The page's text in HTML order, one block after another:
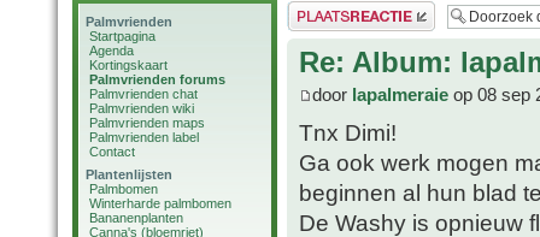
Palmvrienden
Startpagina
Agenda
Kortingskaart
Palmvrienden forums
Palmvrienden chat
Palmvrienden wiki
Palmvrienden maps
Palmvrienden label
Contact
Plantenlijsten
Palmbomen
Winterharde palmbomen
Bananenplanten
Canna's (bloemriet)
Plaats een reactie
Re: Album:
door lapalmeraie op 08 sep
Tnx Dimi!
Ga ook werk mogen
beginnen al hun blad
De Washy is opnieuw